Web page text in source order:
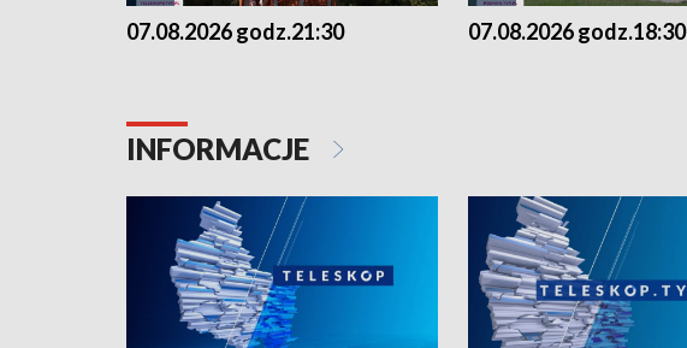
07.08.2026 godz.21:30 07.08.2026 godz.18:30
INFORMACJE